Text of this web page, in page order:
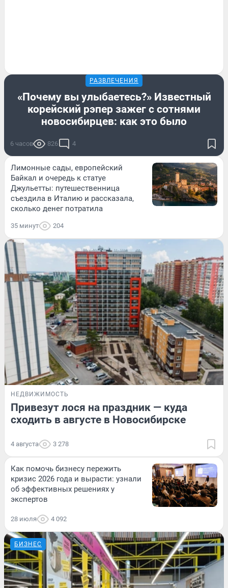
РАЗВЛЕЧЕНИЯ
«Почему вы улыбаетесь?» Известный
корейский рэпер зажег с сотнями
новосибирцев: как это было
6 часов 826 4
Лимонные сады, европейский
Байкал и очередь к статуе
Джульетты: путешественница
съездила в Италию и рассказала,
сколько денег потратила
35 минут 204
НЕДВИЖИМОСТЬ
Привезут лося на праздник — куда
сходить в августе в Новосибирске
4 августа 3 278
Как помочь бизнесу пережить
кризис 2026 года и вырасти: узнали
об эффективных решениях у
экспертов
28 июля 4 092
БИЗНЕС